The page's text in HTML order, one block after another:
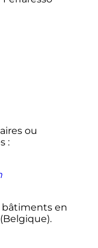
ou
:
en